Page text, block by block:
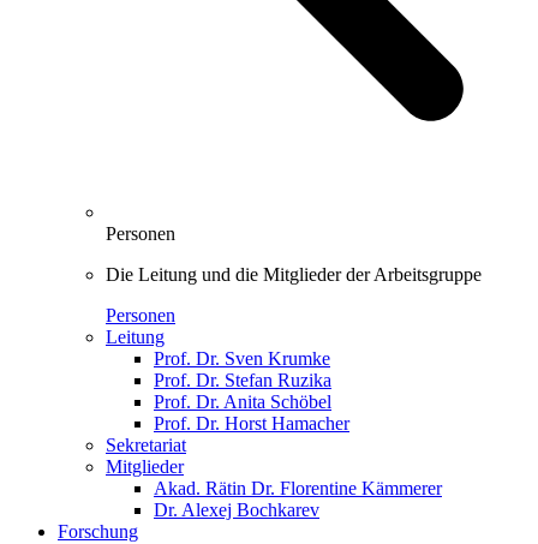
Personen
Die Leitung und die Mitglieder der Arbeitsgruppe
Personen
Leitung
Prof. Dr. Sven Krumke
Prof. Dr. Stefan Ruzika
Prof. Dr. Anita Schöbel
Prof. Dr. Horst Hamacher
Sekretariat
Mitglieder
Akad. Rätin Dr. Florentine Kämmerer
Dr. Alexej Bochkarev
Forschung